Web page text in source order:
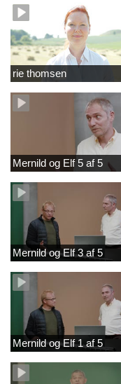
rie thomsen
Mernild og Elf 5 af 5
Mernild og Elf 3 af 5
Mernild og Elf 1 af 5